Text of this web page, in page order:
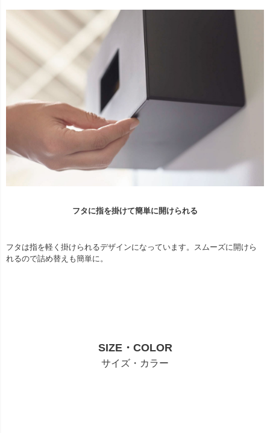
フタに指を掛けて簡単に開けられる
フタは指を軽く掛けられるデザインになっています。スムーズに開けら
れるので詰め替えも簡単に。
SIZE・COLOR
サイズ・カラー